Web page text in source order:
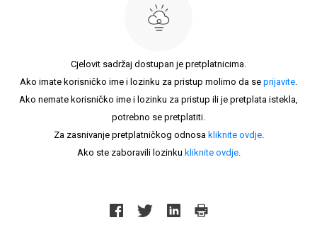
Cjelovit sadržaj dostupan je pretplatnicima.
Ako imate korisničko ime i lozinku za pristup molimo da se prijavite.
Ako nemate korisničko ime i lozinku za pristup ili je pretplata istekla,
potrebno se pretplatiti.
Za zasnivanje pretplatničkog odnosa kliknite ovdje.
Ako ste zaboravili lozinku kliknite ovdje.